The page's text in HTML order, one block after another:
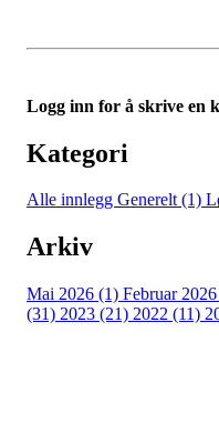
Logg inn for å skrive en
Kategori
Alle innlegg Generelt (1)
Arkiv
Mai 2026 (1) Februar
(31) 2023 (21) 2022 (11)